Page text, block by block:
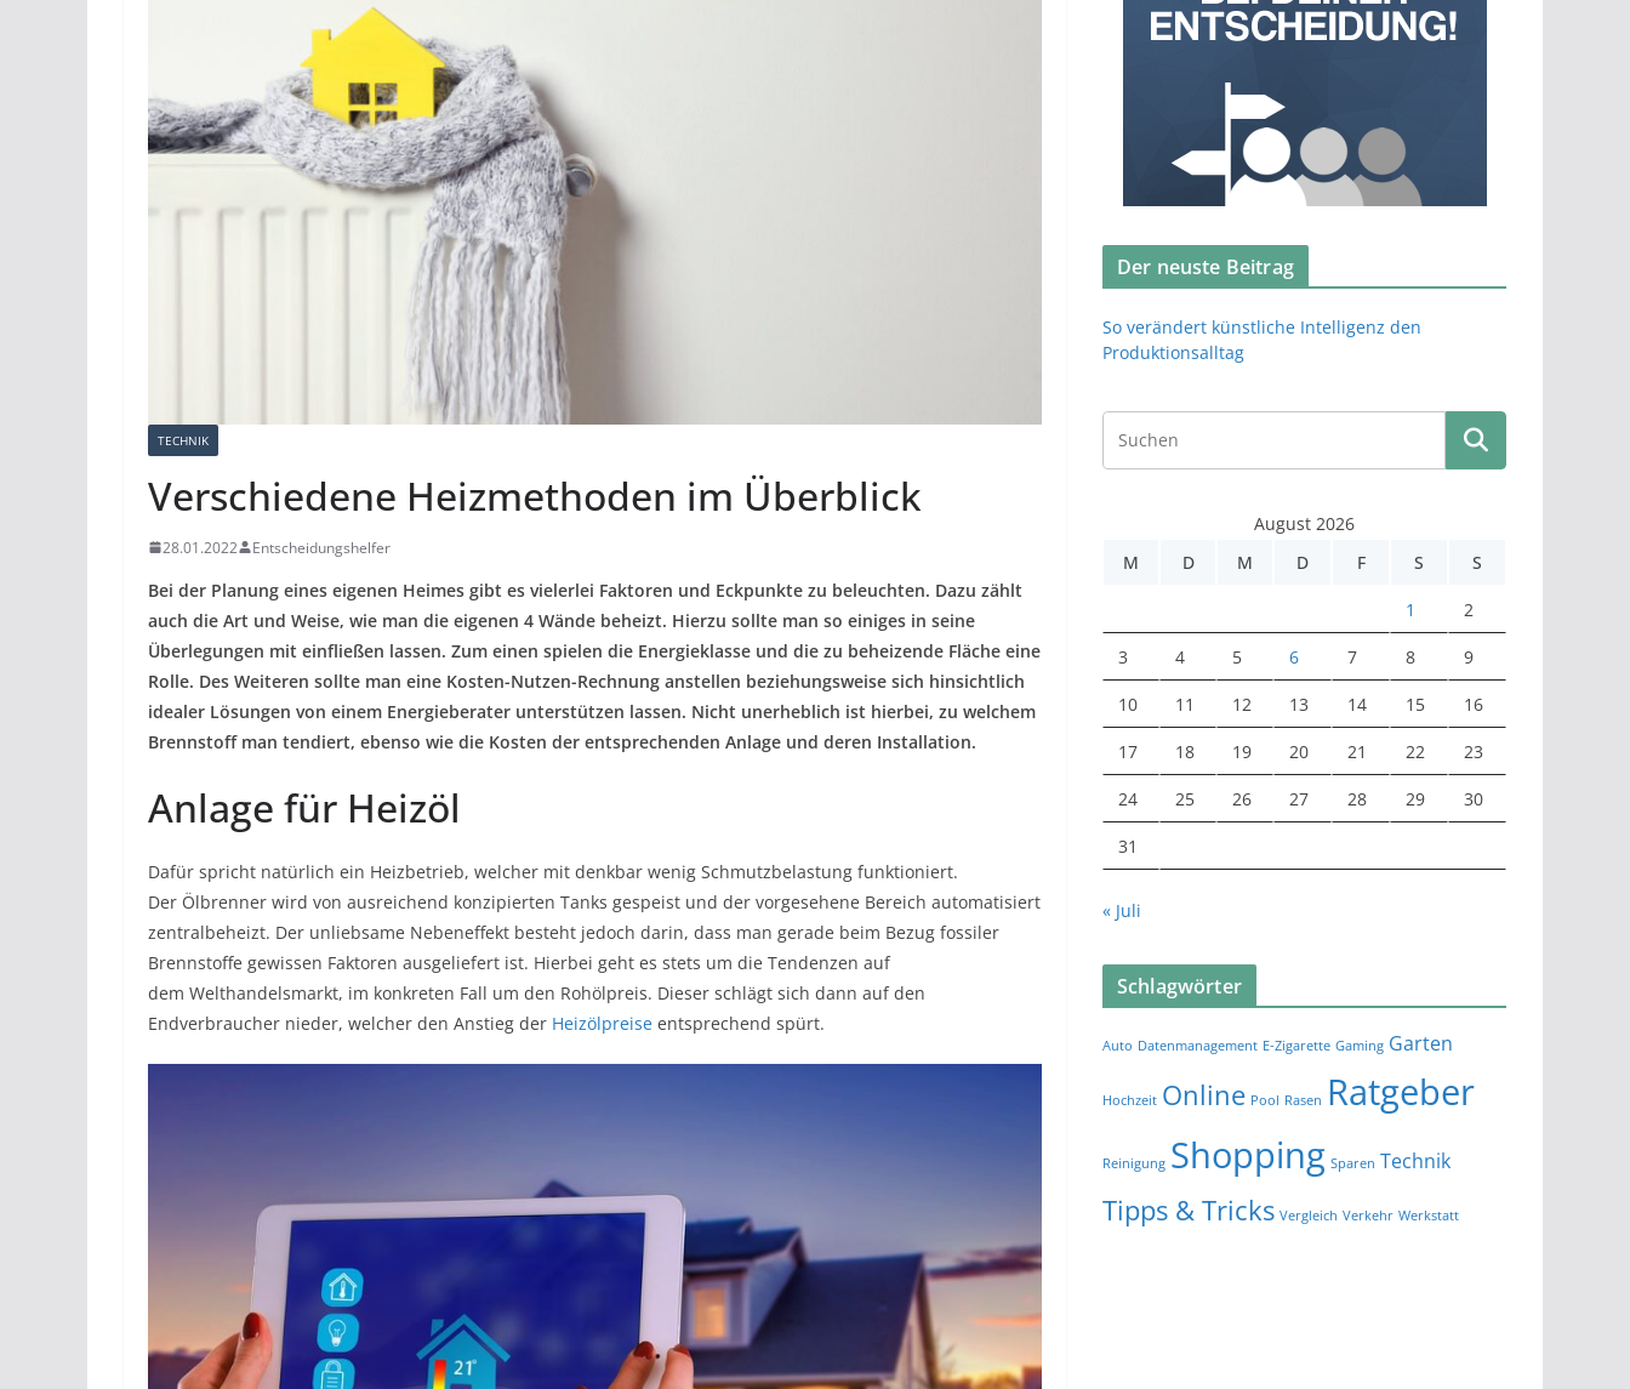
TECHNIK
Verschiedene Heizmethoden im Überblick
28.01.2022 Entscheidungshelfer
Bei der Planung eines eigenen Heimes gibt es vielerlei Faktoren und Eckpunkte zu beleuchten. Dazu zählt
auch die Art und Weise, wie man die eigenen 4 Wände beheizt. Hierzu sollte man so einiges in seine
Überlegungen mit einfließen lassen. Zum einen spielen die Energieklasse und die zu beheizende Fläche eine
Rolle. Des Weiteren sollte man eine Kosten-Nutzen-Rechnung anstellen beziehungsweise sich hinsichtlich
idealer Lösungen von einem Energieberater unterstützen lassen. Nicht unerheblich ist hierbei, zu welchem
Brennstoff man tendiert, ebenso wie die Kosten der entsprechenden Anlage und deren Installation.
Anlage für Heizöl
Dafür spricht natürlich ein Heizbetrieb, welcher mit denkbar wenig Schmutzbelastung funktioniert.
Der Ölbrenner wird von ausreichend konzipierten Tanks gespeist und der vorgesehene Bereich automatisiert
zentralbeheizt. Der unliebsame Nebeneffekt besteht jedoch darin, dass man gerade beim Bezug fossiler
Brennstoffe gewissen Faktoren ausgeliefert ist. Hierbei geht es stets um die Tendenzen auf
dem Welthandelsmarkt, im konkreten Fall um den Rohölpreis. Dieser schlägt sich dann auf den
Endverbraucher nieder, welcher den Anstieg der Heizölpreise entsprechend spürt.
Der neuste Beitrag
So verändert künstliche Intelligenz den
Produktionsalltag
August 2026
M
D M D F S S
1 2
3 4 5 6 7 8 9
10 11 12 13 14 15 16
17 18 19 20 21 22 23
24 25 26 27 28 29 30
31
« Juli
Schlagwörter
Auto Datenmanagement E-Zigarette Gaming Garten
Hochzeit Online Pool Rasen Ratgeber
Reinigung Shopping Sparen Technik
Tipps & Tricks Vergleich Verkehr Werkstatt